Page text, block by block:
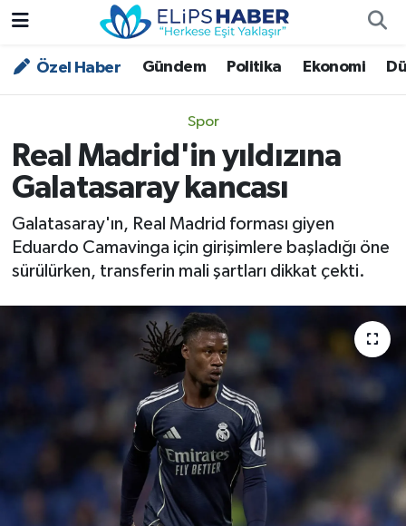
Özel Haber Gündem Politika Ekonomi
Spor
Real Madrid'in yıldızına
Galatasaray kancası
Galatasaray'ın, Real Madrid forması giyen
Eduardo Camavinga için girişimlere başladığı öne
sürülürken, transferin mali şartları dikkat çekti.
Özel Haber
Asayiş
Bilim - Teknoloji
Çevre - İklim
Kültür - Sanat
Magazin
Politika
Sağlık
Nöbetçi Eczaneler
Trafik Durumu
Süper Lig Puan Durumu ve Fikstür
Tüm Manşetler